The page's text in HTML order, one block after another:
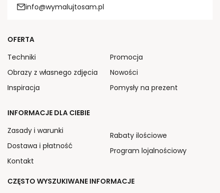
info@wymalujtosam.pl
OFERTA
Techniki
Obrazy z własnego zdjęcia
Inspiracja
Promocja
Nowości
Pomysły na prezent
INFORMACJE DLA CIEBIE
Zasady i warunki
Dostawa i płatność
Kontakt
Rabaty ilościowe
Program lojalnościowy
CZĘSTO WYSZUKIWANE INFORMACJE